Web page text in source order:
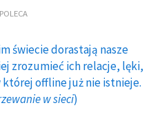
świecie dorastają nasze
zrozumieć ich relacje, lęki,
offline już nie istnieje.
w sieci)